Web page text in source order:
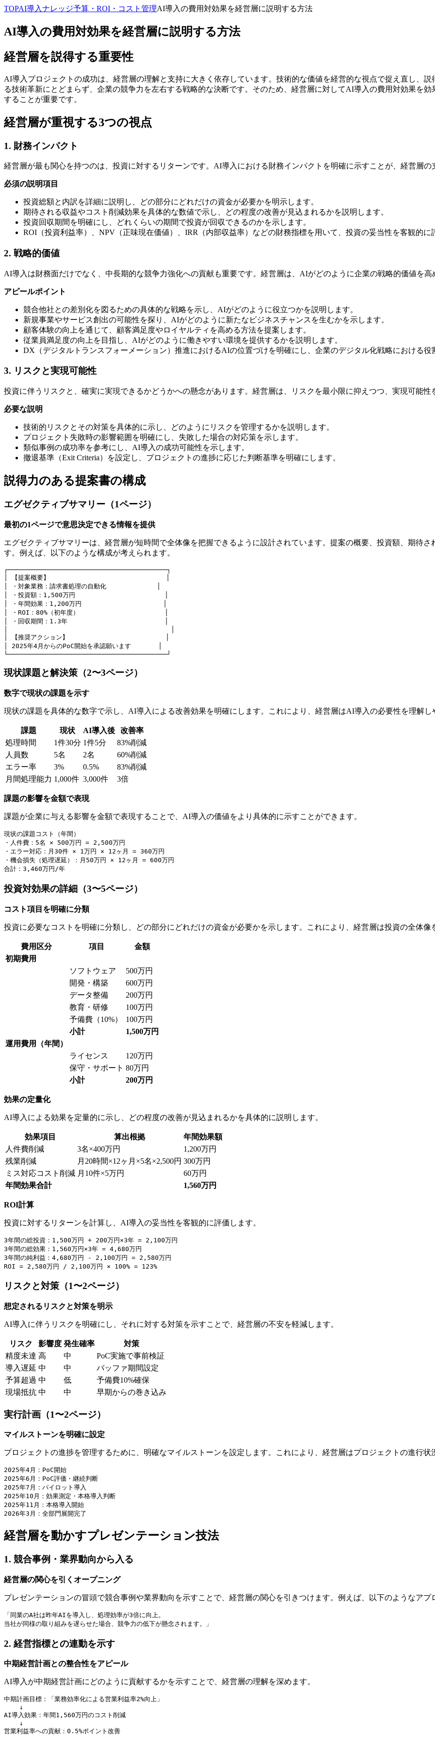
TOPAI導入ナレッジ予算・ROI・コスト管理AI導入の費用対効果を経営層に説明する方法
AI導入の費用対効果を経営層に説明する方法
経営層を説得する重要性
AI導入プロジェクトの成功は、経営層の理解と支持に大きく依存しています。技術的な価値を経営的な視点で捉え直し、
る技術革新にとどまらず、企業の競争力を左右する戦略的な決断です。そのため、経営層に対してAI導入の費用対効果を
することが重要です。
経営層が重視する3つの視点
1. 財務インパクト
経営層が最も関心を持つのは、投資に対するリターンです。AI導入における財務インパクトを明確に示すことが、経営層の
必須の説明項目
投資総額と内訳を詳細に説明し、どの部分にどれだけの資金が必要かを明示します。
期待される収益やコスト削減効果を具体的な数値で示し、どの程度の改善が見込まれるかを説明します。
投資回収期間を明確にし、どれくらいの期間で投資が回収できるのかを示します。
ROI（投資利益率）、NPV（正味現在価値）、IRR（内部収益率）などの財務指標を用いて、投資の妥当性を客観的に
2. 戦略的価値
AI導入は財務面だけでなく、中長期的な競争力強化への貢献も重要です。経営層は、AIがどのように企業の戦略的価値を高
アピールポイント
競合他社との差別化を図るための具体的な戦略を示し、AIがどのように役立つかを説明します。
新規事業やサービス創出の可能性を探り、AIがどのように新たなビジネスチャンスを生むかを示します。
顧客体験の向上を通じて、顧客満足度やロイヤルティを高める方法を提案します。
従業員満足度の向上を目指し、AIがどのように働きやすい環境を提供するかを説明します。
DX（デジタルトランスフォーメーション）推進におけるAIの位置づけを明確にし、企業のデジタル化戦略における役
3. リスクと実現可能性
投資に伴うリスクと、確実に実現できるかどうかへの懸念があります。経営層は、リスクを最小限に抑えつつ、実現可能性
必要な説明
技術的リスクとその対策を具体的に示し、どのようにリスクを管理するかを説明します。
プロジェクト失敗時の影響範囲を明確にし、失敗した場合の対応策を示します。
類似事例の成功率を参考にし、AI導入の成功可能性を示します。
撤退基準（Exit Criteria）を設定し、プロジェクトの進捗に応じた判断基準を明確にします。
説得力のある提案書の構成
エグゼクティブサマリー（1ページ）
最初の1ページで意思決定できる情報を提供
エグゼクティブサマリーは、経営層が短時間で全体像を把握できるように設計されています。提案の概要、投資額、期待
す。例えば、以下のような構成が考えられます。
┌─────────────────────────────────────────┐
│ 【提案概要】                              │
│ ・対象業務：請求書処理の自動化             │
│ ・投資額：1,500万円                       │
│ ・年間効果：1,200万円                     │
│ ・ROI：80%（初年度）                      │
│ ・回収期間：1.3年                         │
│ 【推奨アクション】                         │
│ 2025年4月からのPoC開始を承認願います       │
現状課題と解決策（2〜3ページ）
数字で現状の課題を示す
現状の課題を具体的な数字で示し、AI導入による改善効果を明確にします。これにより、経営層はAI導入の必要性を理解し
課題 現状 AI導入後
改善率
処理時間
1件30分 1件5分
83%削減
人員数
5名 2名
60%削減
エラー率
3% 0.5%
83%削減
月間処理能力 1,000件 3,000件 3倍
課題の影響を金額で表現
課題が企業に与える影響を金額で表現することで、AI導入の価値をより具体的に示すことができます。
現状の課題コスト（年間）
・人件費：5名 × 500万円 = 2,500万円
・エラー対応：月30件 × 1万円 × 12ヶ月 = 360万円
・機会損失（処理遅延）：月50万円 × 12ヶ月 = 600万円
投資対効果の詳細（3〜5ページ）
コスト項目を明確に分類
投資に必要なコストを明確に分類し、どの部分にどれだけの資金が必要かを示します。これにより、経営層は投資の全体像
費用区分 項目
金額
初期費用
ソフトウェア
500万円
開発・構築
600万円
データ整備
200万円
教育・研修
100万円
予備費（10%）
100万円
小計
1,500万円
運用費用（年間）
ライセンス
120万円
保守・サポート 80万円
小計
200万円
効果の定量化
AI導入による効果を定量的に示し、どの程度の改善が見込まれるかを具体的に説明します。
効果項目 算出根拠
年間効果額
人件費削減
3名×400万円
1,200万円
残業削減
月20時間×12ヶ月×5名×2,500円 300万円
ミス対応コスト削減 月10件×5万円
60万円
年間効果合計
1,560万円
ROI計算
投資に対するリターンを計算し、AI導入の妥当性を客観的に評価します。
3年間の総投資：1,500万円 + 200万円×3年 = 2,100万円
3年間の総効果：1,560万円×3年 = 4,680万円
3年間の純利益：4,680万円 - 2,100万円 = 2,580万円
リスクと対策（1〜2ページ）
想定されるリスクと対策を明示
AI導入に伴うリスクを明確にし、それに対する対策を示すことで、経営層の不安を軽減します。
リスク 影響度 発生確率
対策
精度未達 高 中
PoC実施で事前検証
導入遅延 中 中
バッファ期間設定
予算超過 中 低
予備費10%確保
現場抵抗 中 中 早期からの巻き込み
実行計画（1〜2ページ）
マイルストーンを明確に設定
プロジェクトの進捗を管理するために、明確なマイルストーンを設定します。これにより、経営層はプロジェクトの進行状
2025年4月：PoC開始
2025年6月：PoC評価・継続判断
2025年7月：パイロット導入
2025年10月：効果測定・本格導入判断
2025年11月：本格導入開始
経営層を動かすプレゼンテーション技法
1. 競合事例・業界動向から入る
経営層の関心を引くオープニング
プレゼンテーションの冒頭で競合事例や業界動向を示すことで、経営層の関心を引きつけます。例えば、以下のようなアプ
「同業のA社は昨年AIを導入し、処理効率が3倍に向上。
2. 経営指標との連動を示す
中期経営計画との整合性をアピール
AI導入が中期経営計画にどのように貢献するかを示すことで、経営層の理解を深めます。
中期計画目標：「業務効率化による営業利益率2%向上」
    ↓
AI導入効果：年間1,560万円のコスト削減
    ↓